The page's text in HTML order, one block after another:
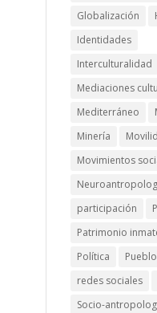
Globalización
Identidades
Interculturalidad
Mediaciones
Mediterráneo
Minería
Movimientos
participación
Patrimonio
Política
redes sociales
Socio-